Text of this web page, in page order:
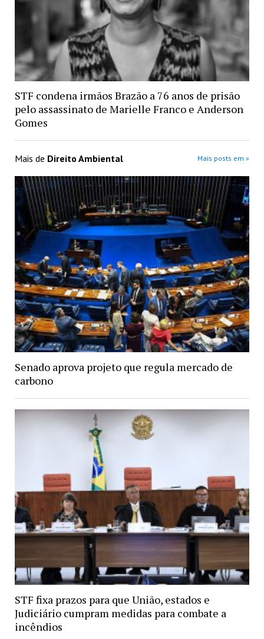
STF condena irmãos Brazão a 76 anos de prisão
pelo assassinato de Marielle Franco e Anderson
Gomes
Mais de Direito Ambiental Mais posts em »
Senado aprova projeto que regula mercado de
carbono
STF fixa prazos para que União, estados e
Judiciário cumpram medidas para combate a
incêndios